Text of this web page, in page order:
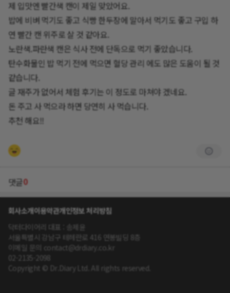
제 입맛엔 빨간색 캔이 제일 맞았어요.
밥에 비벼 먹기도 좋고 식빵 한두장에 말아서 먹기도 좋고 구입 하
연 빨간 캔 위주로 살 것 같아요.
노란색.파란색 캔은 식사 전에 단독으로 먹기 좋았습니다.
탄수화물인 밥 먹기 전에 먹으면 혈당 관리 에도 많은 도움이 될 것
같습니다.
글 재주가 없어서 체험 후기는 이 정도로 마쳐야 겠네요.
돈 주고 사 먹으라 하면 당연히 사 먹습니다.
추천 해요!!
댓글0
회사소개이용약관개인정보 처리방침
닥터다이어리 대표 : 송제윤
서울특별시 강남구 테헤란로 416 연봉빌딩 8층
이메일 문의 contact@drdiary.co.kr
02-2135-2098
Copyright © Dr.Diary Ltd. All rights reserved.